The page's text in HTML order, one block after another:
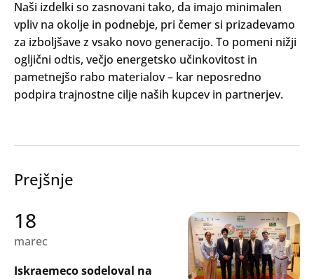
Naši izdelki so zasnovani tako, da imajo minimalen
vpliv na okolje in podnebje, pri čemer si prizadevamo
za izboljšave z vsako novo generacijo. To pomeni nižji
ogljični odtis, večjo energetsko učinkovitost in
pametnejšo rabo materialov – kar neposredno
podpira trajnostne cilje naših kupcev in partnerjev.
Prejšnje
18
marec
Iskraemeco sodeloval na